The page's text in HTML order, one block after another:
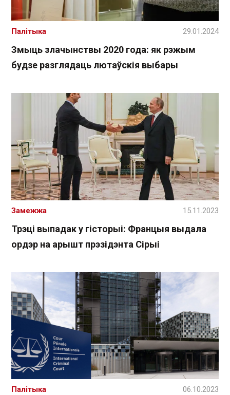
Змыць злачынствы 2020 года: як рэжым
будзе разглядаць лютаўскія выбары
Палітыка 29.01.2024
Трэці выпадак у гісторыі: Францыя выдала
ордэр на арышт прэзідэнта Сірыі
Замежжа 15.11.2023
Палітыка 06.10.2023